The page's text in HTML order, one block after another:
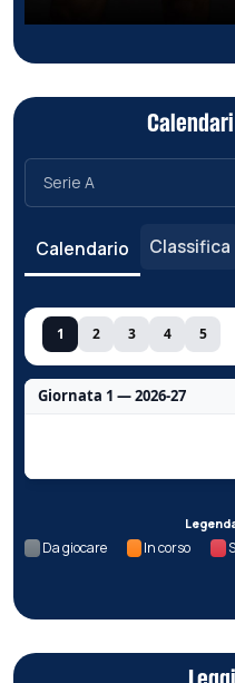
Calendario Classifica
1 2 3 4 5
Giornata 1 — 2026-27
Da giocare In corso